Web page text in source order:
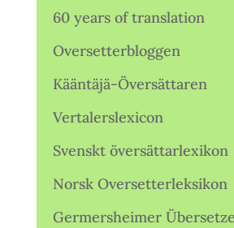
60 years of translation
Oversetterbloggen
Kääntäjä-Översättaren
Vertalerslexicon
Svenskt översättarlexikon
Norsk Oversetterleksikon
Germersheimer